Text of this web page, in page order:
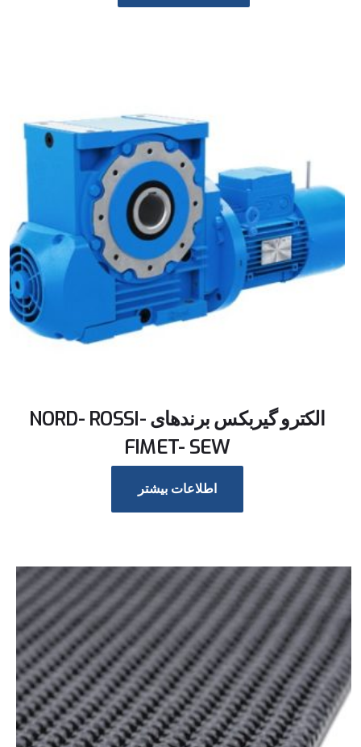
الکترو گیربکس برندهای NORD- ROSSI-
FIMET- SEW
اطلاعات بیشتر